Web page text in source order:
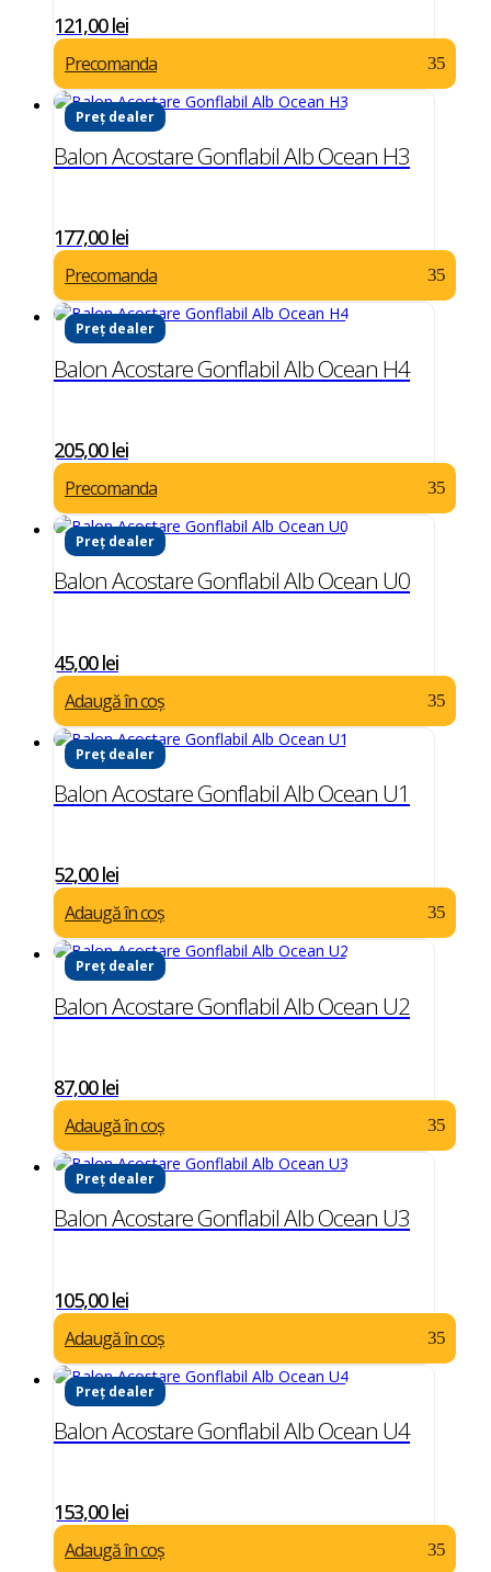
121,00lei
Precomanda
Preț dealer
Balon Acostare Gonflabil Alb Ocean H3
177,00lei
Precomanda
Preț dealer
Balon Acostare Gonflabil Alb Ocean H4
205,00lei
Precomanda
Preț dealer
Balon Acostare Gonflabil Alb Ocean U0
45,00lei
Adaugă în coș
Preț dealer
Balon Acostare Gonflabil Alb Ocean U1
52,00lei
Adaugă în coș
Preț dealer
Balon Acostare Gonflabil Alb Ocean U2
87,00lei
Adaugă în coș
Preț dealer
Balon Acostare Gonflabil Alb Ocean U3
105,00lei
Adaugă în coș
Preț dealer
Balon Acostare Gonflabil Alb Ocean U4
153,00lei
Adaugă în coș